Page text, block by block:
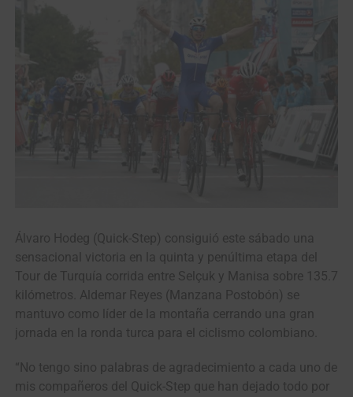
Álvaro Hodeg (Quick-Step) consiguió este sábado una
sensacional victoria en la quinta y penúltima etapa del
Tour de Turquía corrida entre Selçuk y Manisa sobre 135.7
kilómetros. Aldemar Reyes (Manzana Postobón) se
mantuvo como líder de la montaña cerrando una gran
jornada en la ronda turca para el ciclismo colombiano.
“No tengo sino palabras de agradecimiento a cada uno de
mis compañeros del Quick-Step que han dejado todo por